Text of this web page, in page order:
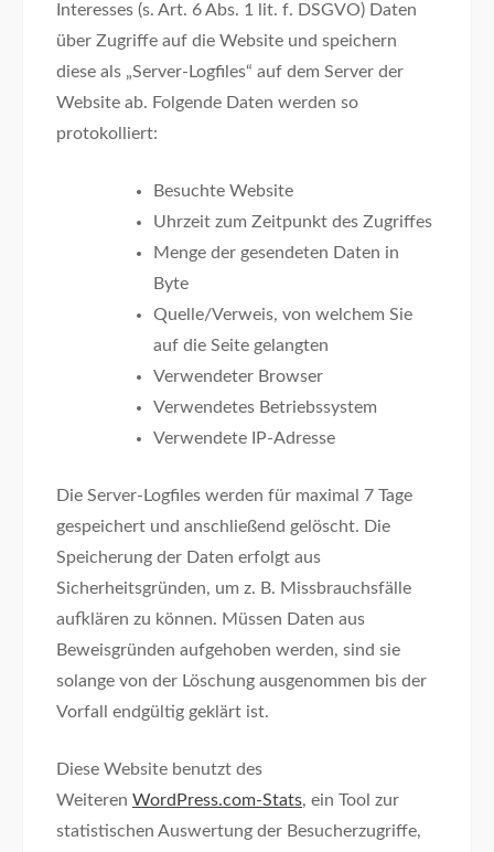
Interesses (s. Art. 6 Abs. 1 lit. f. DSGVO) Daten
über Zugriffe auf die Website und speichern
diese als „Server-Logfiles“ auf dem Server der
Website ab. Folgende Daten werden so
protokolliert:
Besuchte Website
Uhrzeit zum Zeitpunkt des Zugriffes
Menge der gesendeten Daten in
Byte
Quelle/Verweis, von welchem Sie
auf die Seite gelangten
Verwendeter Browser
Verwendetes Betriebssystem
Verwendete IP-Adresse
Die Server-Logfiles werden für maximal 7 Tage
gespeichert und anschließend gelöscht. Die
Speicherung der Daten erfolgt aus
Sicherheitsgründen, um z. B. Missbrauchsfälle
aufklären zu können. Müssen Daten aus
Beweisgründen aufgehoben werden, sind sie
solange von der Löschung ausgenommen bis der
Vorfall endgültig geklärt ist.
Diese Website benutzt des
Weiteren WordPress.com-Stats, ein Tool zur
statistischen Auswertung der Besucherzugriffe,